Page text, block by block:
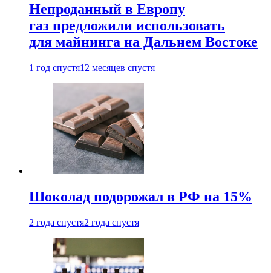
Непроданный в Европу
газ предложили использовать
для майнинга на Дальнем Востоке
1 год спустя12 месяцев спустя
Шоколад подорожал в РФ на 15%
2 года спустя2 года спустя